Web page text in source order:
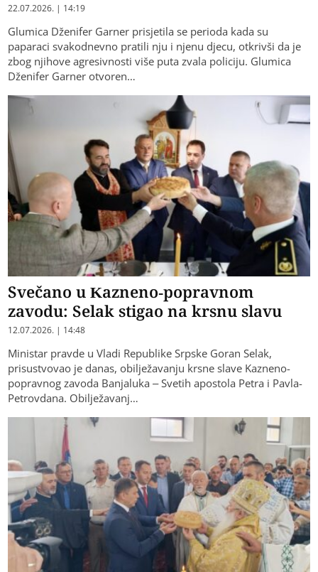
22.07.2026. | 14:19
Glumica Dženifer Garner prisjetila se perioda kada su
paparaci svakodnevno pratili nju i njenu djecu, otkrivši da je
zbog njihove agresivnosti više puta zvala policiju. Glumica
Dženifer Garner otvoren…
Svečano u Kazneno-popravnom
zavodu: Selak stigao na krsnu slavu
12.07.2026. | 14:48
Ministar pravde u Vladi Republike Srpske Goran Selak,
prisustvovao je danas, obilježavanju krsne slave Kazneno-
popravnog zavoda Banjaluka – Svetih apostola Petra i Pavla-
Petrovdana. Obilježavanj…